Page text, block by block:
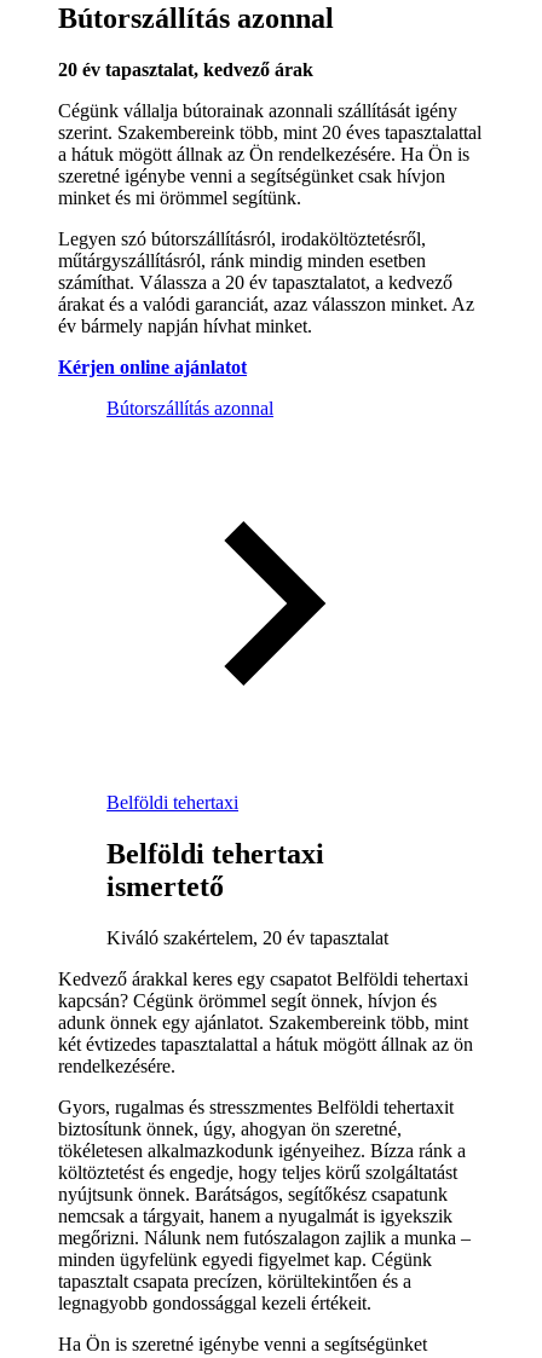
Bútorszállítás azonnal
20 év tapasztalat, kedvező árak
Cégünk vállalja bútorainak azonnali szállítását igény
szerint. Szakembereink több, mint 20 éves tapasztalattal
a hátuk mögött állnak az Ön rendelkezésére. Ha Ön is
szeretné igénybe venni a segítségünket csak hívjon
minket és mi örömmel segítünk.
Legyen szó bútorszállításról, irodaköltöztetésről,
műtárgyszállításról, ránk mindig minden esetben
számíthat. Válassza a 20 év tapasztalatot, a kedvező
árakat és a valódi garanciát, azaz válasszon minket. Az
év bármely napján hívhat minket.
Kérjen online ajánlatot
Bútorszállítás azonnal
Belföldi tehertaxi
Belföldi tehertaxi
ismertető
Kiváló szakértelem, 20 év tapasztalat
Kedvező árakkal keres egy csapatot Belföldi tehertaxi
kapcsán? Cégünk örömmel segít önnek, hívjon és
adunk önnek egy ajánlatot. Szakembereink több, mint
két évtizedes tapasztalattal a hátuk mögött állnak az ön
rendelkezésére.
Gyors, rugalmas és stresszmentes Belföldi tehertaxit
biztosítunk önnek, úgy, ahogyan ön szeretné,
tökéletesen alkalmazkodunk igényeihez. Bízza ránk a
költöztetést és engedje, hogy teljes körű szolgáltatást
nyújtsunk önnek. Barátságos, segítőkész csapatunk
nemcsak a tárgyait, hanem a nyugalmát is igyekszik
megőrizni. Nálunk nem futószalagon zajlik a munka –
minden ügyfelünk egyedi figyelmet kap. Cégünk
tapasztalt csapata precízen, körültekintően és a
legnagyobb gondossággal kezeli értékeit.
Ha Ön is szeretné igénybe venni a segítségünket